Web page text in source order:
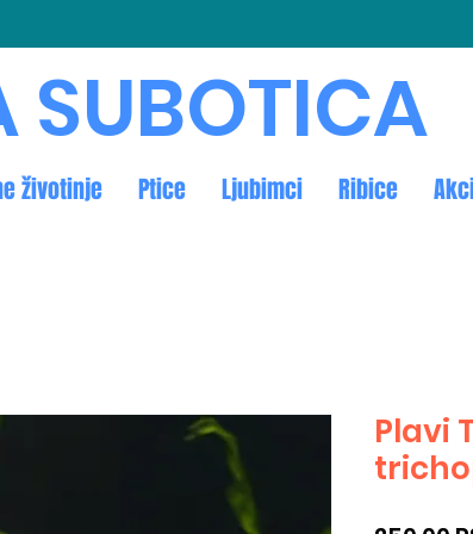
životinje Ptice Ljubimci Ribice
SUBOTICA
Plavi